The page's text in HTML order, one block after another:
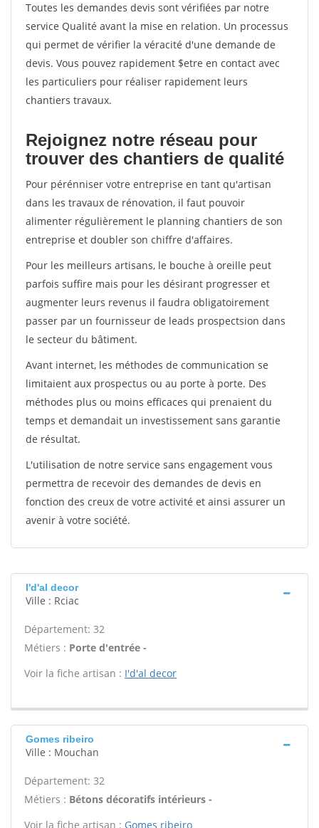
Toutes les demandes devis sont vérifiées par notre
service Qualité avant la mise en relation. Un processus
qui permet de vérifier la véracité d'une demande de
devis. Vous pouvez rapidement $etre en contact avec
les particuliers pour réaliser rapidement leurs
chantiers travaux.
Rejoignez notre réseau pour
trouver des chantiers de qualité
Pour pérénniser votre entreprise en tant qu'artisan
dans les travaux de rénovation, il faut pouvoir
alimenter régulièrement le planning chantiers de son
entreprise et doubler son chiffre d'affaires.
Pour les meilleurs artisans, le bouche à oreille peut
parfois suffire mais pour les désirant progresser et
augmenter leurs revenus il faudra obligatoirement
passer par un fournisseur de leads prospectsion dans
le secteur du bâtiment.
Avant internet, les méthodes de communication se
limitaient aux prospectus ou au porte à porte. Des
méthodes plus ou moins efficaces qui prenaient du
temps et demandait un investissement sans garantie
de résultat.
L'utilisation de notre service sans engagement vous
permettra de recevoir des demandes de devis en
fonction des creux de votre activité et ainsi assurer un
avenir à votre société.
I'd'al decor
Ville : Rciac
Département: 32
Métiers : Porte d'entrée -
Voir la fiche artisan : I'd'al decor
Gomes ribeiro
Ville : Mouchan
Département: 32
Métiers : Bétons décoratifs intérieurs -
Voir la fiche artisan : Gomes ribeiro